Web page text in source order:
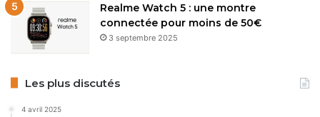
Realme Watch 5 : une montre
connectée pour moins de 50€
3 septembre 2025
Les plus discutés
4 avril 2025